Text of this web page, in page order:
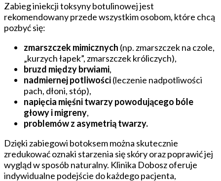
Zabieg iniekcji toksyny botulinowej jest
rekomendowany przede wszystkim osobom, które chcą
pozbyć się:
zmarszczek mimicznych (np. zmarszczek na czole,
„kurzych łapek”, zmarszczek króliczych),
bruzd między brwiami,
nadmiernej potliwości(leczenie nadpotliwości
pach, dłoni, stóp),
napięcia mięśni twarzy powodującego bóle
głowy i migreny,
problemów z asymetrią twarzy.
Dzięki zabiegowi botoksem można skutecznie
zredukować oznaki starzenia się skóry oraz poprawić jej
wygląd w sposób naturalny. Klinika Dobosz oferuje
indywidualne podejście do każdego pacjenta,